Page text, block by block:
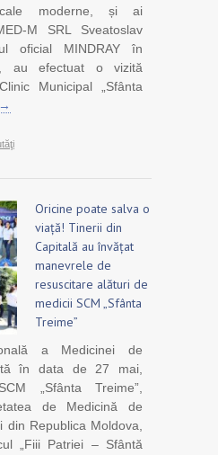
moderne, și ai
M SRL Sveatoslav
oficial MINDRAY în
au efectuat o vizită
Municipal „Sfânta
Oricine poate salva o
viață! Tinerii din
Capitală au învățat
manevrele de
resuscitare alături de
medicii SCM „Sfânta
Treime”
a Medicinei de
în data de 27 mai,
„Sfânta Treime”,
de Medicină de
din Republica Moldova,
„Fiii Patriei – Sfântă